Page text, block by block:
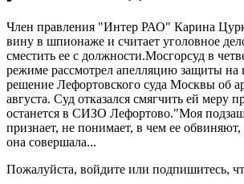
Член правления "Интер РАО" Карина
вину в шпионаже и считает уголовное
сместить ее с должности.Мосгорсуд в
режиме рассмотрел апелляцию защиты на
решение Лефортовского суда Москвы об
августа. Суд отказался смягчить ей меру
останется в СИЗО Лефортово."Моя
признает, не понимает, в чем ее
она совершала...
Пожалуйста, войдите или подпишитесь,